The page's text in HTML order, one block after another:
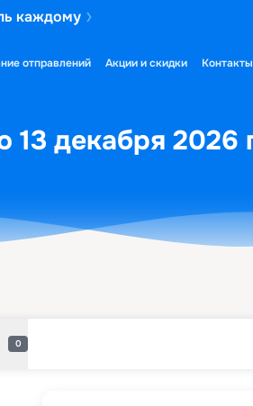
каждому
отправлений Акции и скидки Контакты
13 декабря 2026
0